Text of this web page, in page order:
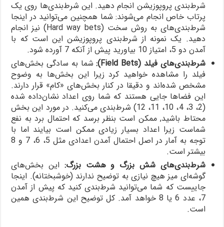
شرط‌بندی پروپوزیشن انجام دهید. این شرط‌بندی‌ها روی یک
پرتاب خاص انجام می‌شوند: شما همچنین می‌توانید در اینجا
شرط‌بندی‌های به روش سخت (Hard way bets) نیز انجام
دهید. یک نمونه از شرط‌بندی پروپوزیشن این است که با
آمدن دو 5، امتیاز 10 بیاورید پیش از آنکه 7 آورده شود.
شرط‌بندی‌های فیلد (Field Bets
): شما به سادگی بخش‌های
فیلد را مشاهده خواهید کرد زیرا این بخش‌ها به وضوح
مشخص شده‌اند و دقیقا در کنار بخش‌های «کام» قرار دارند.
این فضاها جایی هستند که شما روی اعداد نشان‌داده شده
(2، 3، 4، 10، 11، 12) شرط‌بندی می‌کنید. در مورد این بخش
محتاط باشید, ممکن است بنظر برسد که احتمال برد به نفع
شماست زیرا اعداد بسیار زیادی ممکن است بیایند اما با
توجه به آمار در اصل احتمال آمدن اعدادی مثل 5، 6، 7 و 8
بیشتر است.
شرط‌بندی‌های شش بزرگ و هشت بزرگ: این بخش‌های
گوشه‌ای میز هیچ نیازی به توضیح ندارند (خوشبختانه). اینجا
جاییست که شما می‌توانید شرط‌بندی کنید که پیش از آمدن
7، عدد 6 یا 8 خواهد آمد. کل توضیح این شرط‌بندی همین
است.